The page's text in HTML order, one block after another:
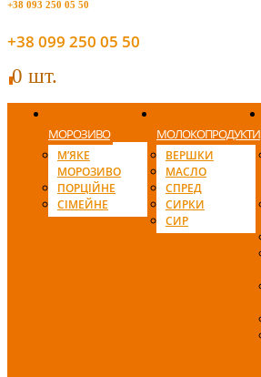
+38 093 250 05 50
+38 099 250 05 50
00 шт.
МОРОЗИВО
М’ЯКЕ
МОРОЗИВО
ПОРЦІЙНЕ
СІМЕЙНЕ
МОЛОКОПРОДУКТИ
ВЕРШКИ
МАСЛО
СПРЕД
СИРКИ
СИР